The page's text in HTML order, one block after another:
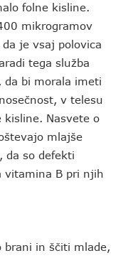
folne kisline.
mikrogramov
je vsaj polovica
tega služba
da bi morala imeti
v telesu
kisline. Nasvete o
mlajše
da so defekti
vitamina B pri njih
brani in ščiti mlade,